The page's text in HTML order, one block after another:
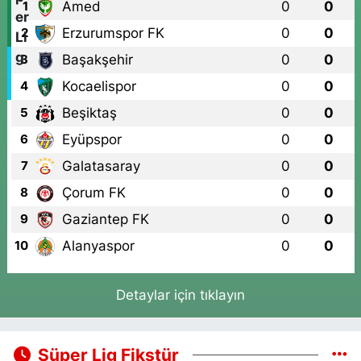
DOKUZ NOKTA NATURE ANAOKULU ÇAPRAZI
0 (212) 741 38 07 Yol Tarifi Al
Busem Eczanesi
Bağlarbaşı Mahallesi İnönü Caddesi 85 B
0 (216) 459 56 70
Alp Eczanesi
Mehmet Akif Mahallesi Süphan Sokak 8 A 1 Numaralı Sağlık Ocağı
Yanı ve Cuma Pazarı Başı
0 (212) 494 32 16 Yol Tarifi Al
Shell'den E-5'e çıkan yol üzerinde sağda
1 Amed 0 0
2 Erzurumspor FK 0 0
3 Başakşehir 0 0
4 Kocaelispor 0 0
5 Beşiktaş 0 0
6 Eyüpspor 0 0
7 Galatasaray 0 0
8 Çorum FK 0 0
9 Gaziantep FK 0 0
10 Alanyaspor 0 0
Detaylar için tıklayın
Süper Lig Fikstür